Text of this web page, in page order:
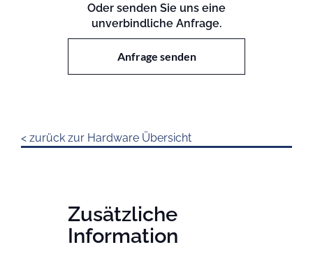
Oder senden Sie uns eine
unverbindliche Anfrage.
Anfrage senden
< zurück zur Hardware Übersicht
Zusätzliche
Information